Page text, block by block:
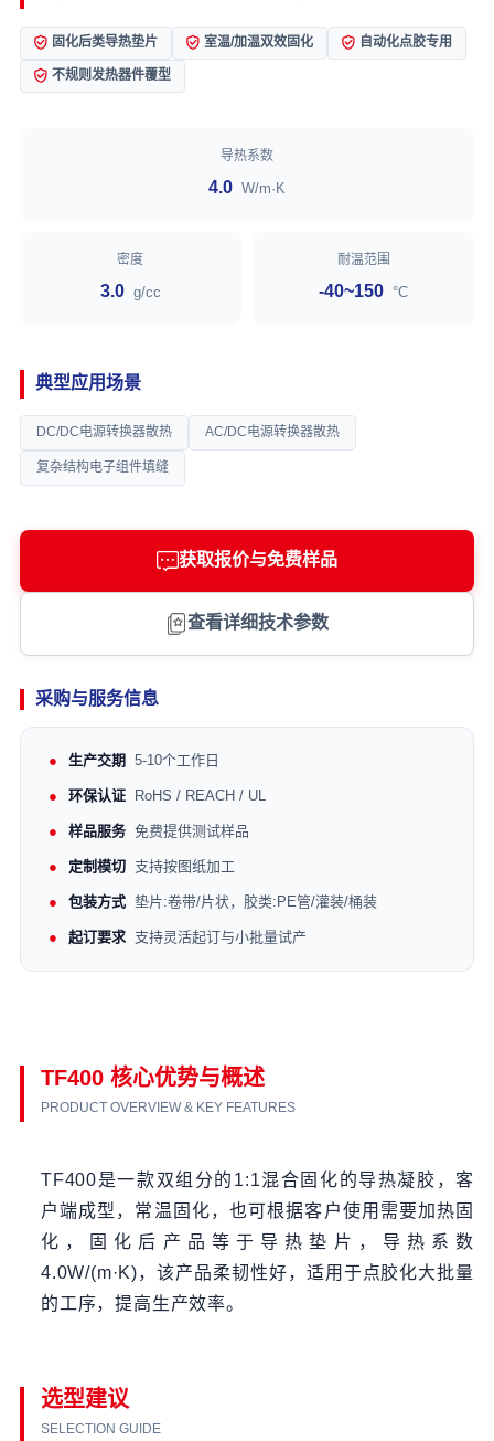
固化后类导热垫片 室温/加温双效固化 自动化点胶专用
不规则发热器件覆型
导热系数
4.0 W/m·K
密度
3.0 g/cc
耐温范围
-40~150 °C
典型应用场景
DC/DC电源转换器散热 AC/DC电源转换器散热
复杂结构电子组件填缝
获取报价与免费样品
查看详细技术参数
采购与服务信息
生产交期 5-10个工作日
环保认证 RoHS / REACH / UL
样品服务 免费提供测试样品
定制模切 支持按图纸加工
包装方式 垫片:卷带/片状，胶类:PE管/灌装/桶装
起订要求 支持灵活起订与小批量试产
TF400 核心优势与概述
PRODUCT OVERVIEW & KEY FEATURES
TF400是一款双组分的1:1混合固化的导热凝胶，客
户端成型，常温固化，也可根据客户使用需要加热固
化，固化后产品等于导热垫片，导热系数
4.0W/(m·K)，该产品柔韧性好，适用于点胶化大批量
的工序，提高生产效率。
选型建议
SELECTION GUIDE